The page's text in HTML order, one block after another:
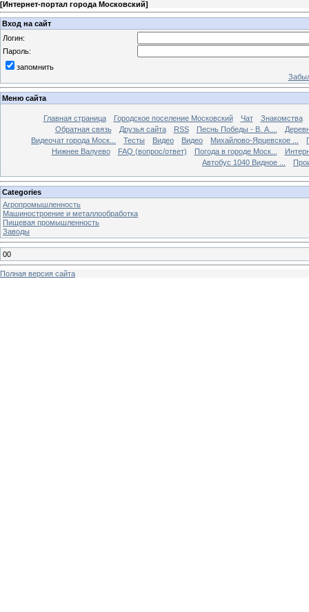
[Интернет-портал города Московский]
Вход на сайт
Логин:
Пароль:
запомнить
Меню сайта
Главная страница Городское поселение Московский Чат
Знакомства
Обратная связь
Друзья сайта RSS Песнь Победы - В. А....
Видеочат города Моск...
Тесты Видео Видео Михайлово-Ярцевское ...
Нижнее Валуево
FAQ (вопрос/ответ) Погода в городе Моск...
Автобус 1040 Видное ...
Categories
Агропромышленность
Машиностроение и металлообработка
Пищевая промышленность
Заводы
00
Полная версия сайта